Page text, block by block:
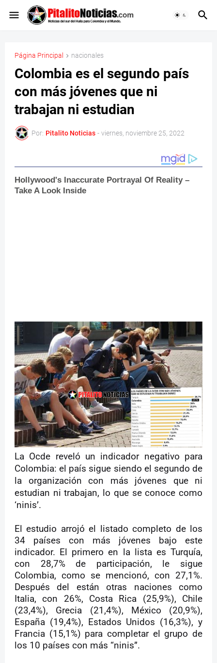
Página Principal nacionales
Colombia es el segundo país
con más jóvenes que ni
trabajan ni estudian
Por: Pitalito Noticias - viernes, noviembre 25, 2022
La Ocde reveló un indicador negativo para
Colombia: el país sigue siendo el segundo de
la organización con más jóvenes que ni
estudian ni trabajan, lo que se conoce como
‘ninis’.
El estudio arrojó el listado completo de los
34 países con más jóvenes bajo este
indicador. El primero en la lista es Turquía,
con 28,7% de participación, le sigue
Colombia, como se mencionó, con 27,1%.
Después del están otras naciones como
Italia, con 26%, Costa Rica (25,9%), Chile
(23,4%), Grecia (21,4%), México (20,9%),
España (19,4%), Estados Unidos (16,3%), y
Francia (15,1%) para completar el grupo de
los 10 países con más “ninis”.